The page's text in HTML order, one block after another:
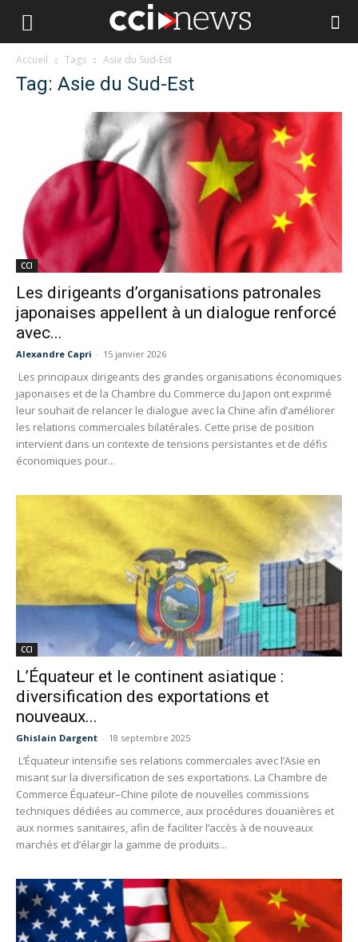
Accueil Tags Asie du Sud-Est
Tag: Asie du Sud-Est
CCI
Les dirigeants d’organisations patronales
japonaises appellent à un dialogue renforcé
avec...
Alexandre Capri - 15 janvier 2026
Les principaux dirigeants des grandes organisations économiques
japonaises et de la Chambre du Commerce du Japon ont exprimé
leur souhait de relancer le dialogue avec la Chine afin d’améliorer
les relations commerciales bilatérales. Cette prise de position
intervient dans un contexte de tensions persistantes et de défis
économiques pour...
CCI
L’Équateur et le continent asiatique :
diversification des exportations et
nouveaux...
Ghislain Dargent - 18 septembre 2025
L’Équateur intensifie ses relations commerciales avec l’Asie en
misant sur la diversification de ses exportations. La Chambre de
Commerce Équateur–Chine pilote de nouvelles commissions
techniques dédiées au commerce, aux procédures douanières et
aux normes sanitaires, afin de faciliter l’accès à de nouveaux
marchés et d’élargir la gamme de produits...